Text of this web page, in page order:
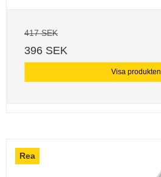
417 SEK
396 SEK
Visa produkten
Rea